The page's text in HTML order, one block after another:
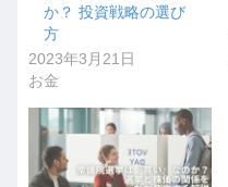
か？ 投資戦略の選び
方
2023年3月21日
お金